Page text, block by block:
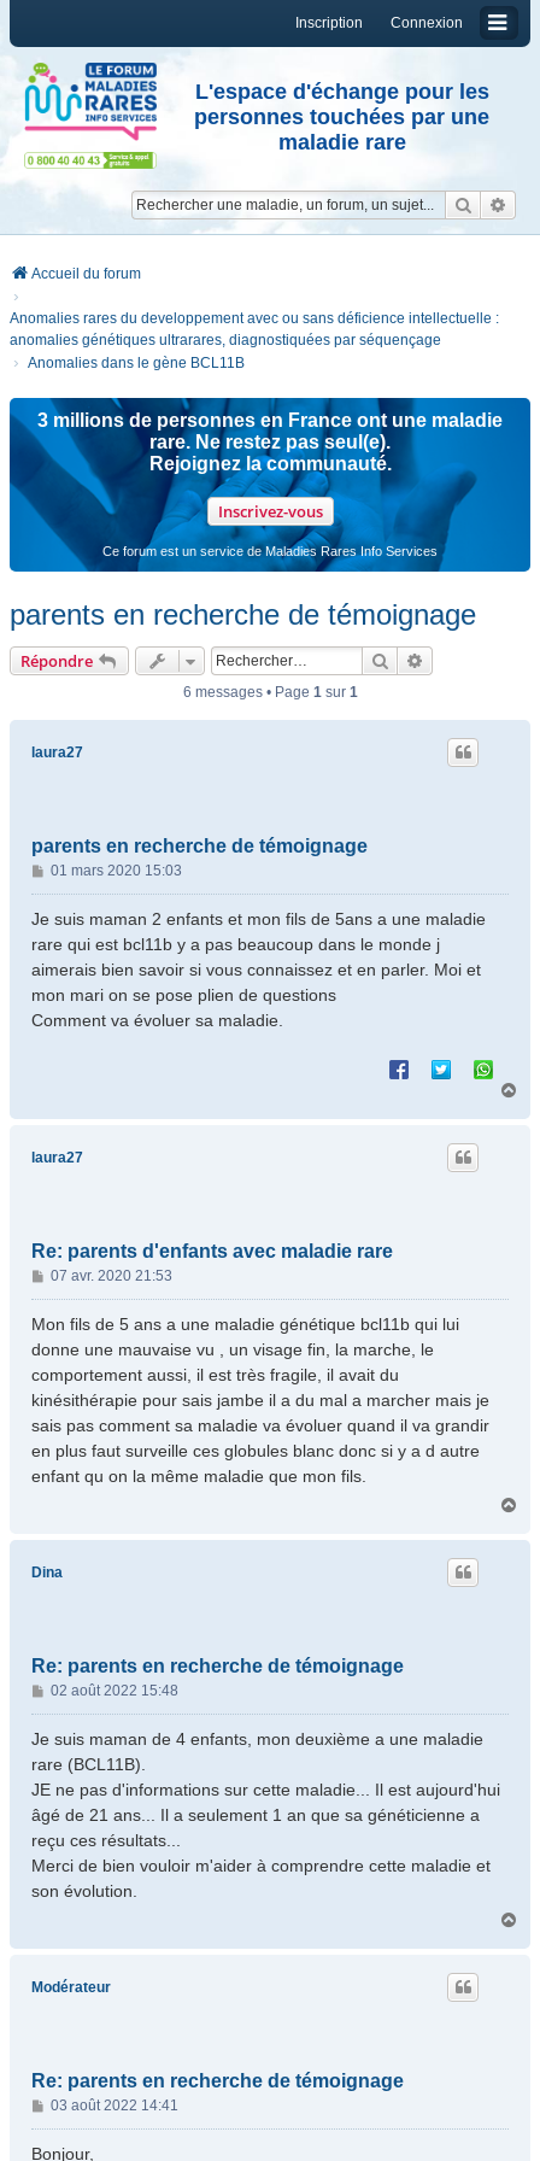
Connexion
Inscription
L'espace d'échange pour les
personnes touchées par une
maladie rare
Accueil du forum
Anomalies rares du developpement avec ou sans déficience intellectuelle :
anomalies génétiques ultrarares, diagnostiquées par séquençage
Anomalies dans le gène BCL11B
3 millions de personnes en France ont une maladie
rare. Ne restez pas seul(e).
Rejoignez la communauté.
Inscrivez-vous
Ce forum est un service de Maladies Rares Info Services
parents en recherche de témoignage
Répondre Rechercher
6 messages • Page 1sur 1
laura27
parents en recherche de témoignage
M
e
s
g
e
01 mars 2020 15:03
Je suis maman 2 enfants et mon fils de 5ans a une maladie
rare qui est bcl11b y a pas beaucoup dans le monde j
aimerais bien savoir si vous connaissez et en parler. Moi et
mon mari on se pose plien de questions
Comment va évoluer sa maladie.
laura27
Re: parents d'enfants avec maladie rare
M
e
s
g
e
07 avr. 2020 21:53
Mon fils de 5 ans a une maladie génétique bcl11b qui lui
donne une mauvaise vu , un visage fin, la marche, le
comportement aussi, il est très fragile, il avait du
kinésithérapie pour sais jambe il a du mal a marcher mais je
sais pas comment sa maladie va évoluer quand il va grandir
en plus faut surveille ces globules blanc donc si y a d autre
enfant qu on la même maladie que mon fils.
u
Dina
Re: parents en recherche de témoignage
M
e
s
g
e
02 août 2022 15:48
Je suis maman de 4 enfants, mon deuxième a une maladie
rare (BCL11B).
JE ne pas d'informations sur cette maladie... Il est aujourd'hui
âgé de 21 ans... Il a seulement 1 an que sa généticienne a
reçu ces résultats...
Merci de bien vouloir m'aider à comprendre cette maladie et
son évolution.
Modérateur
Re: parents en recherche de témoignage
M
e
s
03 août 2022 14:41
Bonjour,